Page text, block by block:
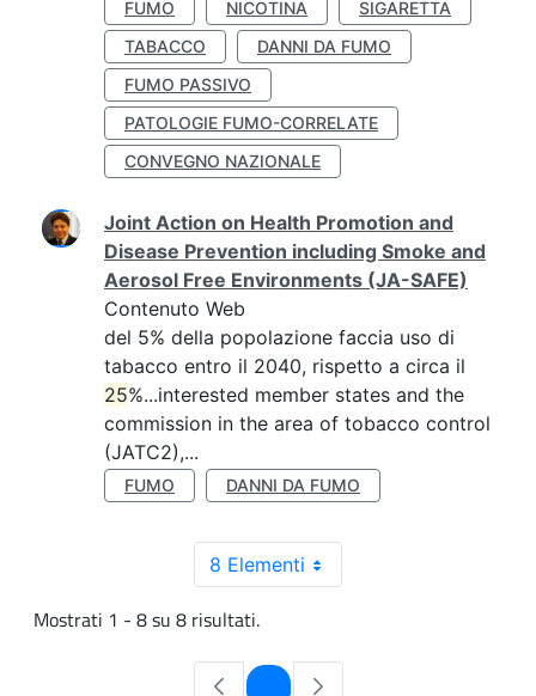
FUMO NICOTINA
SIGARETTA
TABACCO
DANNI DA FUMO
FUMO PASSIVO
PATOLOGIE FUMO-CORRELATE
CONVEGNO NAZIONALE
Joint Action on Health Promotion and
Disease Prevention including Smoke and
Aerosol Free Environments (JA-SAFE)
Contenuto Web
del 5% della popolazione faccia uso di
tabacco entro il 2040, rispetto a circa il
25%...interested member states and the
commission in the area of tobacco control
(JATC2),...
FUMO DANNI DA FUMO
8 Elementi
Mostrati 1 - 8 su 8 risultati.
Pagina